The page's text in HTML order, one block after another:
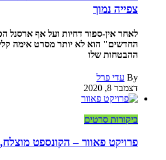
צפייה נמוך
לאחר אין-ספור דחיות ועל אף ארסנל
החדשים" הוא לא יותר מסרט אימה
ההבטחות שלו
By עדי פרל
דצמבר 8, 2020
ביקורות סרטים
פרויקט פאוור – הקונספט